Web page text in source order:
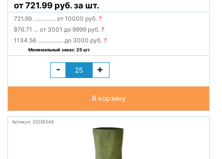
от 721.99 руб. за шт.
721.99 ............... от 10000 руб.?
876.71 ... от 3001 до 9999 руб.?
1134.56 ................. до 3000 руб.?
Минимальный заказ: 25 шт.
- +
В корзину
Артикул: 35226546